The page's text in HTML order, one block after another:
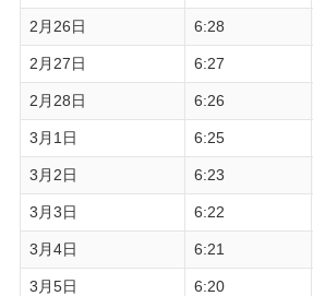
2月26日 6:28
2月27日 6:27
2月28日 6:26
3月1日 6:25
3月2日 6:23
3月3日 6:22
3月4日 6:21
3月5日 6:20